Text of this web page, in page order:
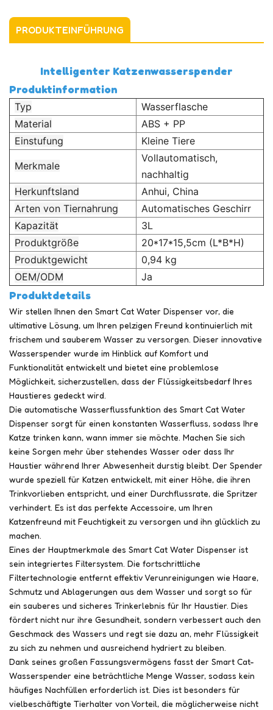
PRODUKTEINFÜHRUNG
Intelligenter Katzenwasserspender
Produktinformation
Typ
Wasserflasche
Material
ABS + PP
Einstufung
Kleine Tiere
Merkmale
Vollautomatisch,
nachhaltig
Herkunftsland
Anhui, China
Arten von Tiernahrung
Automatisches Geschirr
Kapazität
3L
Produktgröße
20*17*15,5cm (L*B*H)
Produktgewicht
0,94 kg
OEM/ODM
Ja
Produktdetails
Wir stellen Ihnen den Smart Cat Water Dispenser vor, die
ultimative Lösung, um Ihren pelzigen Freund kontinuierlich mit
frischem und sauberem Wasser zu versorgen. Dieser innovative
Wasserspender wurde im Hinblick auf Komfort und
Funktionalität entwickelt und bietet eine problemlose
Möglichkeit, sicherzustellen, dass der Flüssigkeitsbedarf Ihres
Haustieres gedeckt wird.
Die automatische Wasserflussfunktion des Smart Cat Water
Dispenser sorgt für einen konstanten Wasserfluss, sodass Ihre
Katze trinken kann, wann immer sie möchte. Machen Sie sich
keine Sorgen mehr über stehendes Wasser oder dass Ihr
Haustier während Ihrer Abwesenheit durstig bleibt. Der Spender
wurde speziell für Katzen entwickelt, mit einer Höhe, die ihren
Trinkvorlieben entspricht, und einer Durchflussrate, die Spritzer
verhindert. Es ist das perfekte Accessoire, um Ihren
Katzenfreund mit Feuchtigkeit zu versorgen und ihn glücklich zu
machen.
Eines der Hauptmerkmale des Smart Cat Water Dispenser ist
sein integriertes Filtersystem. Die fortschrittliche
Filtertechnologie entfernt effektiv Verunreinigungen wie Haare,
Schmutz und Ablagerungen aus dem Wasser und sorgt so für
ein sauberes und sicheres Trinkerlebnis für Ihr Haustier. Dies
fördert nicht nur ihre Gesundheit, sondern verbessert auch den
Geschmack des Wassers und regt sie dazu an, mehr Flüssigkeit
zu sich zu nehmen und ausreichend hydriert zu bleiben.
Dank seines großen Fassungsvermögens fasst der Smart Cat-
Wasserspender eine beträchtliche Menge Wasser, sodass kein
häufiges Nachfüllen erforderlich ist. Dies ist besonders für
vielbeschäftigte Tierhalter von Vorteil, die möglicherweise nicht